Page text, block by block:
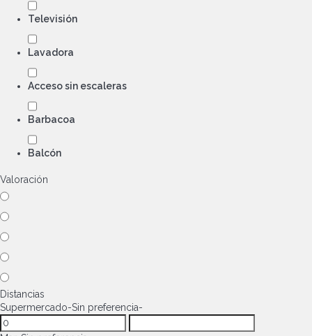
Televisión
Lavadora
Acceso sin escaleras
Barbacoa
Balcón
Valoración
Distancias
Supermercado-Sin preferencia-